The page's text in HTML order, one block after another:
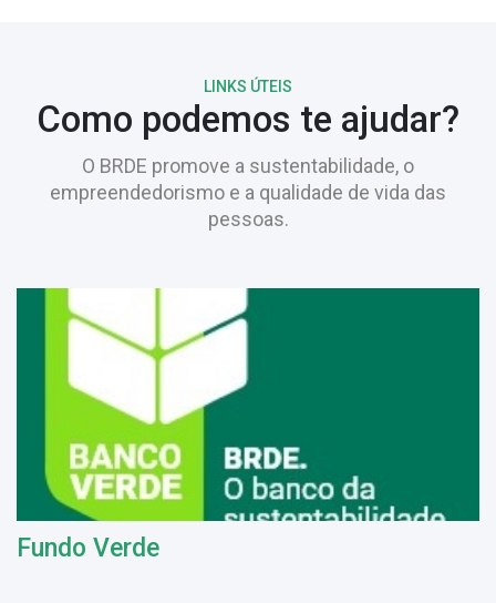
LINKS ÚTEIS
Como podemos te ajudar?
O BRDE promove a sustentabilidade, o
empreendedorismo e a qualidade de vida das
pessoas.
Fundo Verde